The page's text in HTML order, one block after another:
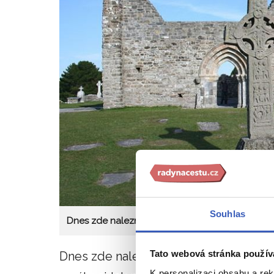
Souhlas
Tato webová stránka
Dnes zde naleznete soubor rozvalin církevních
Dnes zde naleznete soubor rozvalin